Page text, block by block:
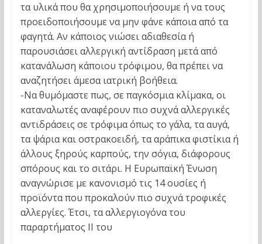
τα υλικά που θα χρησιμοποιήσουμε ή να τους
προειδοποιήσουμε να μην φάνε κάποια από τα
φαγητά. Αν κάποιος νιώσει αδιαθεσία ή
παρουσιάσει αλλεργική αντίδραση μετά από
κατανάλωση κάποιου τρόφιμου, θα πρέπει να
αναζητήσει άμεσα ιατρική βοήθεια.
-Να θυμόμαστε πως, σε παγκόσμια κλίμακα, οι
καταναλωτές αναφέρουν πιο συχνά αλλεργικές
αντιδράσεις σε τρόφιμα όπως το γάλα, τα αυγά,
τα ψάρια και οστρακοειδή, τα αράπικα φιστίκια ή
άλλους ξηρούς καρπούς, την σόγια, διάφορους
σπόρους και το σιτάρι. Η Ευρωπαϊκή Ένωση
αναγνώρισε με κανονισμό τις 14 ουσίες ή
προϊόντα που προκαλούν πιο συχνά τροφικές
αλλεργίες. Έτσι, τα αλλεργιογόνα του
παραρτήματος ΙΙ του